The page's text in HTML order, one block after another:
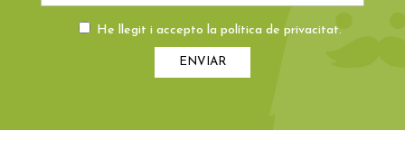
He llegit i accepto lapolítica de privacitat.